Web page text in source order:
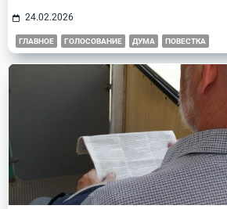
24.02.2026
ГЛАВНОЕ ГОЛОСОВАНИЕ ДУМА ПОВЕСТКА